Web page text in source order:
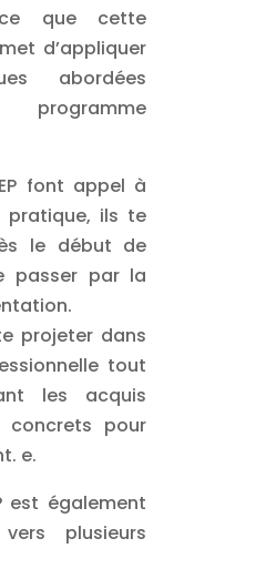
que cette
d’appliquer
abordées
font appel à
pratique, ils te
le début de
passer par la
projeter dans
tout
les acquis
concrets pour
e.
est également
plusieurs